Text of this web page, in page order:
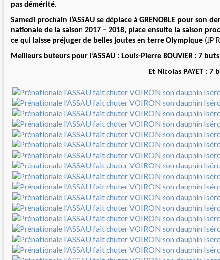
pas démérité.
Samedi prochain l’ASSAU se déplace à GRENOBLE pour son
nationale de la saison 2017 – 2018, place ensuite la saison
ce qui laisse préjuger de belles joutes en terre Olympique (JP
Meilleurs buteurs pour l’ASSAU : Louis-Pierre BOUVIER : 7 buts
Et Nicolas PAYET : 7 buts